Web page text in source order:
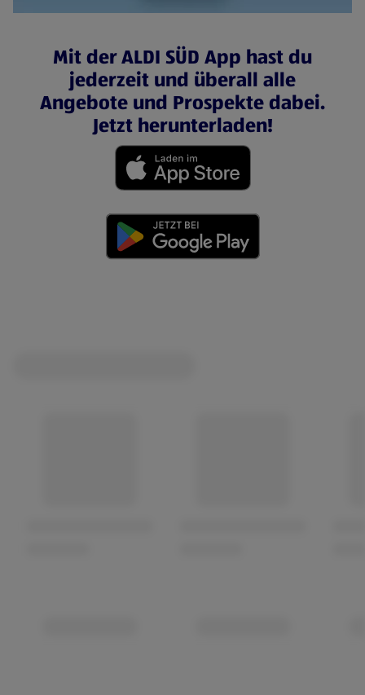
Mit der ALDI SÜD App hast du
jederzeit und überall alle
Angebote und Prospekte dabei.
Jetzt herunterladen!